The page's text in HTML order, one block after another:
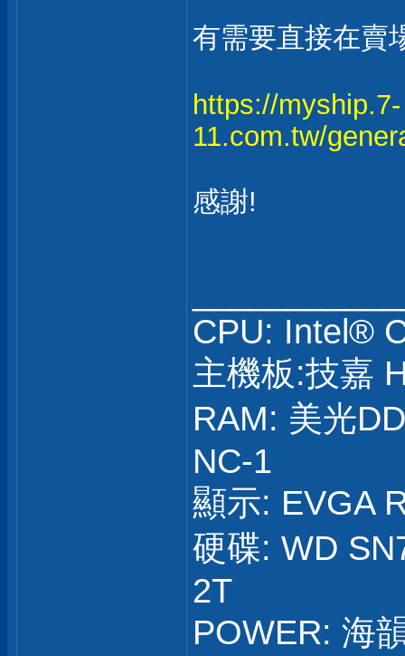
有需要直接在賣
https://myship.7-
11.com.tw/
感謝!
CPU: Intel®
主機板:技嘉
RAM: 美光
NC-1
顯示: EVGA
硬碟: WD
2T
POWER: 海